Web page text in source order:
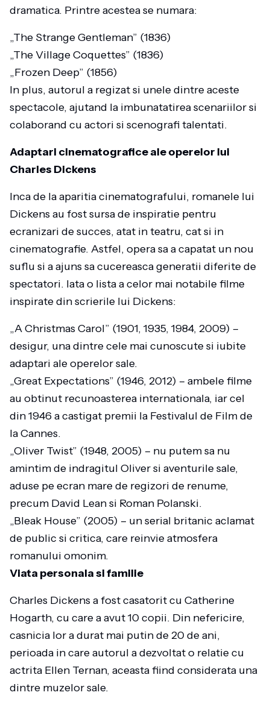
dramatica. Printre acestea se numara:
„The Strange Gentleman” (1836)
„The Village Coquettes” (1836)
„Frozen Deep” (1856)
In plus, autorul a regizat si unele dintre aceste
spectacole, ajutand la imbunatatirea scenariilor si
colaborand cu actori si scenografi talentati.
Adaptari cinematografice ale operelor lui
Charles Dickens
Inca de la aparitia cinematografului, romanele lui
Dickens au fost sursa de inspiratie pentru
ecranizari de succes, atat in teatru, cat si in
cinematografie. Astfel, opera sa a capatat un nou
suflu si a ajuns sa cucereasca generatii diferite de
spectatori. Iata o lista a celor mai notabile filme
inspirate din scrierile lui Dickens:
„A Christmas Carol” (1901, 1935, 1984, 2009) –
desigur, una dintre cele mai cunoscute si iubite
adaptari ale operelor sale.
„Great Expectations” (1946, 2012) – ambele filme
au obtinut recunoasterea internationala, iar cel
din 1946 a castigat premii la Festivalul de Film de
la Cannes.
„Oliver Twist” (1948, 2005) – nu putem sa nu
amintim de indragitul Oliver si aventurile sale,
aduse pe ecran mare de regizori de renume,
precum David Lean si Roman Polanski.
„Bleak House” (2005) – un serial britanic aclamat
de public si critica, care reinvie atmosfera
romanului omonim.
Viata personala si familie
Charles Dickens a fost casatorit cu Catherine
Hogarth, cu care a avut 10 copii. Din nefericire,
casnicia lor a durat mai putin de 20 de ani,
perioada in care autorul a dezvoltat o relatie cu
actrita Ellen Ternan, aceasta fiind considerata una
dintre muzelor sale.